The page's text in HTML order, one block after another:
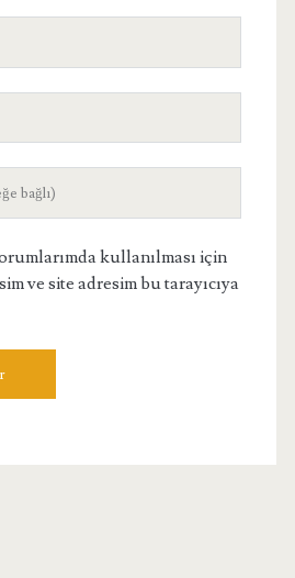
kullanılması için
ve site adresim bu tarayıcıya